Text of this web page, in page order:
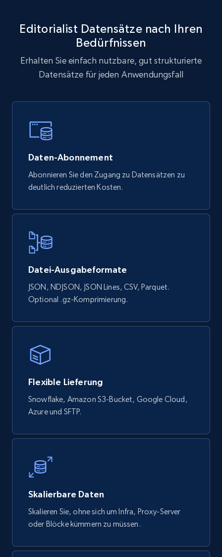
124+ Jetzt kaufen
eCommerce
839+ 46+ Jetzt kaufen
URL, Product id, Title, Final price, Initial price,
Currency, Rating, Reviews count, and more.
eCommerce
Wayfair products
Initial price, Discount, Final price, and more.
eCommerce
Digikey - Products
Product url, Category url, Part number,
Description, Manufacturer, Manufacturer url,
Datasheet url, Rohs compliant, and more.
eCommerce
Editorialist Datensätze nach Ihren
Bedürfnissen
Erhalten Sie einfach nutzbare, gut strukturierte
Datensätze für jeden Anwendungsfall
Daten-Abonnement
Abonnieren Sie den Zugang zu Datensätzen zu
deutlich reduzierten Kosten.
Datei-Ausgabeformate
JSON, NDJSON, JSON Lines, CSV, Parquet.
Optional .gz-Komprimierung.
Flexible Lieferung
Snowflake, Amazon S3-Bucket, Google Cloud,
Azure und SFTP.
Skalierbare Daten
Skalieren Sie, ohne sich um Infra, Proxy-Server
oder Blöcke kümmern zu müssen.